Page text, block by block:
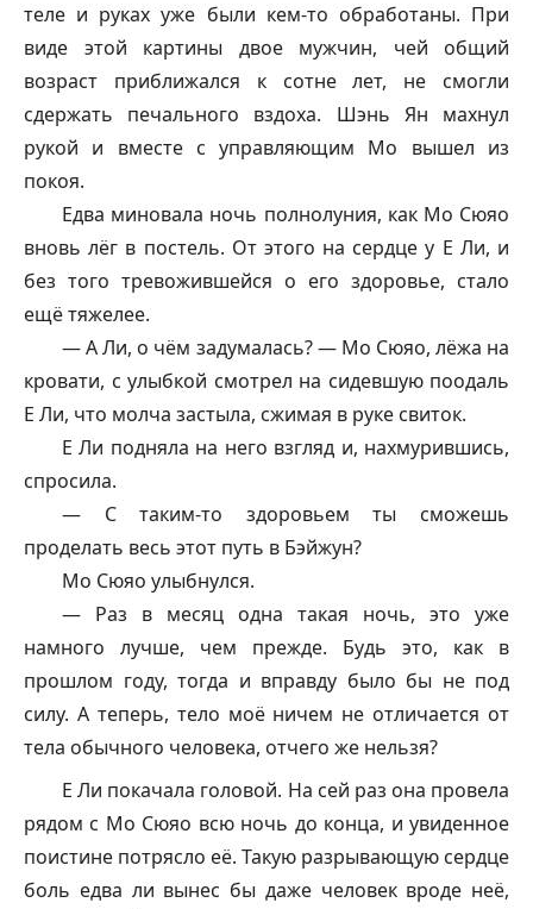
теле и руках уже были кем-то обработаны. При
виде этой картины двое мужчин, чей общий
возраст приближался к сотне лет, не смогли
сдержать печального вздоха. Шэнь Ян махнул
рукой и вместе с управляющим Мо вышел из
покоя.
Едва миновала ночь полнолуния, как Мо Сюяо
вновь лёг в постель. От этого на сердце у Е Ли, и
без того тревожившейся о его здоровье, стало
ещё тяжелее.
— А Ли, о чём задумалась? — Мо Сюяо, лёжа на
кровати, с улыбкой смотрел на сидевшую поодаль
Е Ли, что молча застыла, сжимая в руке свиток.
Е Ли подняла на него взгляд и, нахмурившись,
спросила.
— С таким-то здоровьем ты сможешь
проделать весь этот путь в Бэйжун?
Мо Сюяо улыбнулся.
— Раз в месяц одна такая ночь, это уже
намного лучше, чем прежде. Будь это, как в
прошлом году, тогда и вправду было бы не под
силу. А теперь, тело моё ничем не отличается от
тела обычного человека, отчего же нельзя?
Е Ли покачала головой. На сей раз она провела
рядом с Мо Сюяо всю ночь до конца, и увиденное
поистине потрясло её. Такую разрывающую сердце
боль едва ли вынес бы даже человек вроде неё,